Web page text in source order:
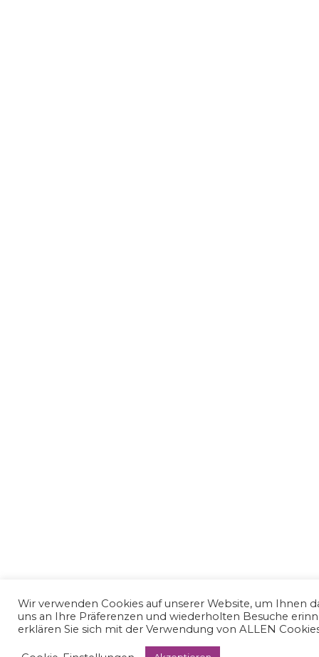
Wir verwenden Cookies auf unserer Website, um Ihnen
uns an Ihre Präferenzen und wiederholten Besuche
erklären Sie sich mit der Verwendung von ALLEN